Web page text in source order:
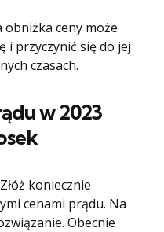
ceny może
i przyczynić się do jej
czasach.
w 2023
koniecznie
cenami prądu. Na
Obecnie